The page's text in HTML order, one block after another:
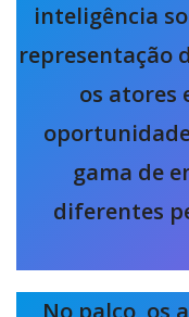
inteligência
representação
os atores
gama de
diferentes